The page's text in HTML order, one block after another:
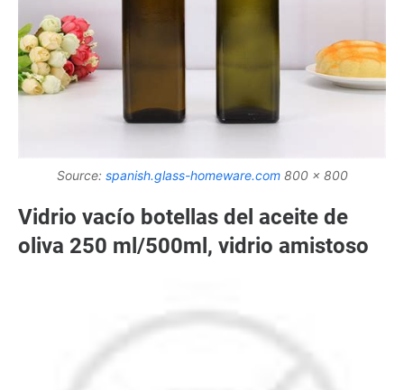
Source: spanish.glass-homeware.com800 x 800
Vidrio vacío botellas del aceite de
oliva 250 ml/500ml, vidrio amistoso